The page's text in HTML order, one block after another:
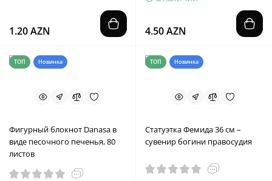
1.20 AZN 4.50 AZN
ТОП Новинка
Фигурный блокнот Danasa в
виде песочного печенья, 80
листов
ТОП Новинка
Статуэтка Фемида 36 см –
сувенир богини правосудия